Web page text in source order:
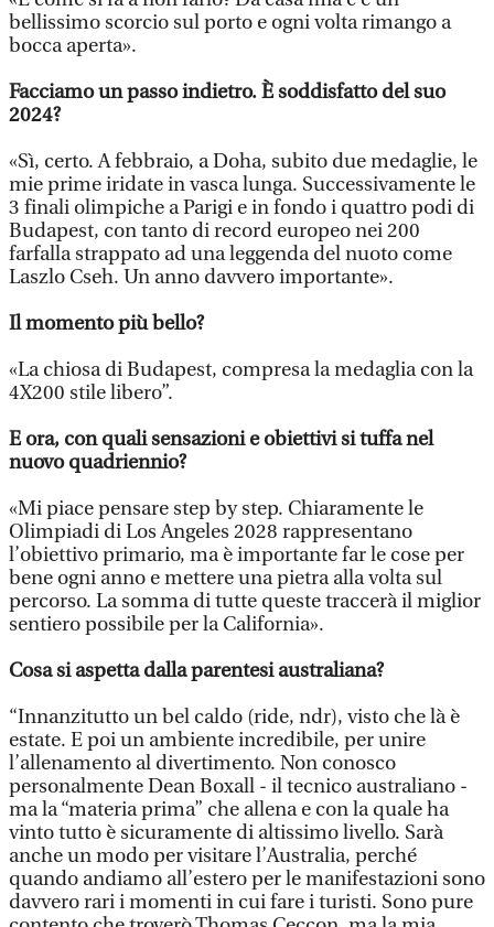
bellissimo scorcio sul porto e ogni volta rimango a
bocca aperta».
Facciamo un passo indietro. È soddisfatto del suo
2024?
«Sì, certo. A febbraio, a Doha, subito due medaglie, le
mie prime iridate in vasca lunga. Successivamente le
3 finali olimpiche a Parigi e in fondo i quattro podi di
Budapest, con tanto di record europeo nei 200
farfalla strappato ad una leggenda del nuoto come
Laszlo Cseh. Un anno davvero importante».
Il momento più bello?
«La chiosa di Budapest, compresa la medaglia con la
4X200 stile libero”.
E ora, con quali sensazioni e obiettivi si tuffa nel
nuovo quadriennio?
«Mi piace pensare step by step. Chiaramente le
Olimpiadi di Los Angeles 2028 rappresentano
l’obiettivo primario, ma è importante far le cose per
bene ogni anno e mettere una pietra alla volta sul
percorso. La somma di tutte queste traccerà il miglior
sentiero possibile per la California».
Cosa si aspetta dalla parentesi australiana?
“Innanzitutto un bel caldo (ride, ndr), visto che là è
estate. E poi un ambiente incredibile, per unire
l’allenamento al divertimento. Non conosco
personalmente Dean Boxall - il tecnico australiano -
ma la “materia prima” che allena e con la quale ha
vinto tutto è sicuramente di altissimo livello. Sarà
anche un modo per visitare l’Australia, perché
quando andiamo all’estero per le manifestazioni sono
davvero rari i momenti in cui fare i turisti. Sono pure